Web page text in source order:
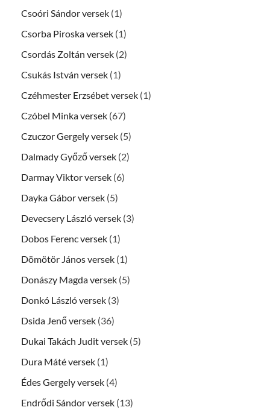
Csoóri Sándor versek (1)
Csorba Piroska versek (1)
Csordás Zoltán versek (2)
Csukás István versek (1)
Czéhmester Erzsébet versek (1)
Czóbel Minka versek (67)
Czuczor Gergely versek (5)
Dalmady Győző versek (2)
Darmay Viktor versek (6)
Dayka Gábor versek (5)
Devecsery László versek (3)
Dobos Ferenc versek (1)
Dömötör János versek (1)
Donászy Magda versek (5)
Donkó László versek (3)
Dsida Jenő versek (36)
Dukai Takách Judit versek (5)
Dura Máté versek (1)
Édes Gergely versek (4)
Endrődi Sándor versek (13)